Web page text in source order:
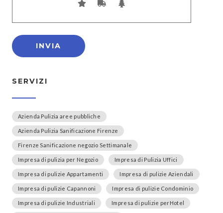
SERVIZI
Azienda Pulizia aree pubbliche
Azienda Pulizia Sanificazione Firenze
Firenze Sanificazione negozio Settimanale
Impresa di pulizia per Negozio Impresa di Pulizia Uffici
Impresa di pulizie Appartamenti Impresa di pulizie Aziendali
Impresa di pulizie Capannoni Impresa di pulizie Condominio
Impresa di pulizie Industriali Impresa di pulizie perHotel